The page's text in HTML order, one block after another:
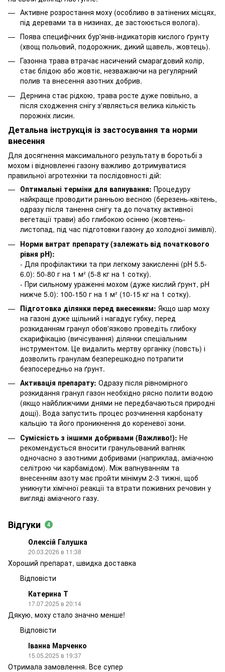
Активне розростання моху (особливо в затінених місцях,
під деревами та в низинах, де застоюється волога).
Поява специфічних бур'янів-індикаторів кислого ґрунту
(хвощ польовий, подорожник, дикий щавель, жовтець).
Газонна трава втрачає насичений смарагдовий колір,
стає блідою або жовтіє, незважаючи на регулярний
полив та внесення азотних добрив.
Дернина стає рідкою, трава росте дуже повільно, а
після сходження снігу з'являється велика кількість
порожніх лисин.
Детальна інструкція із застосування та норми
внесення
Для досягнення максимального результату в боротьбі з
мохом і відновленні газону важливо дотримуватися
правильної агротехніки та послідовності дій:
Оптимальні терміни для вапнування: Процедуру
найкраще проводити ранньою весною (березень-квітень,
одразу після танення снігу та до початку активної
вегетації трави) або глибокою осінню (жовтень-
листопад, під час підготовки газону до холодної зимівлі).
Норми витрат препарату (залежать від початкового
рівня pH):
- Для профілактики та при легкому закисленні (pH 5.5-
6.0): 50-80 г на 1 м² (5-8 кг на 1 сотку).
- При сильному ураженні мохом (дуже кислий ґрунт, pH
нижче 5.0): 100-150 г на 1 м² (10-15 кг на 1 сотку).
Підготовка ділянки перед внесенням: Якщо шар моху
на газоні дуже щільний і нагадує губку, перед
розкиданням гранул обов'язково проведіть глибоку
скарифікацію (вичісування) ділянки спеціальним
інструментом. Це видалить мертву органіку (повсть) і
дозволить гранулам безперешкодно потрапити
безпосередньо на ґрунт.
Активація препарату: Одразу після рівномірного
розкидання гранул газон необхідно рясно полити водою
(якщо найближчими днями не передбачаються природні
дощі). Вода запустить процес розчинення карбонату
кальцію та його проникнення до кореневої зони.
Сумісність з іншими добривами (Важливо!): Не
рекомендується вносити гранульований вапняк
одночасно з азотними добривами (наприклад, аміачною
селітрою чи карбамідом). Між вапнуванням та
внесенням азоту має пройти мінімум 2-3 тижні, щоб
уникнути хімічної реакції та втрати поживних речовин у
вигляді аміачного газу.
Відгуки 4
Олексій Галушка
20.03.2026 в 11:38
Хороший препарат, швидка доставка
Відповісти
Катерина Т
17.07.2025 в 20:14
Дякую, моху стало значно менше!
Відповісти
Іванна Марченко
15.05.2025 в 19:37
Отримала замовлення. Все супер